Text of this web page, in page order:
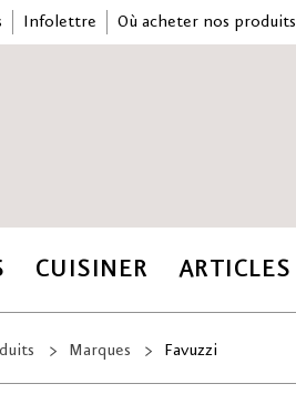
Infolettre Où acheter nos produits
CUISINER ARTICLES
Marques Favuzzi